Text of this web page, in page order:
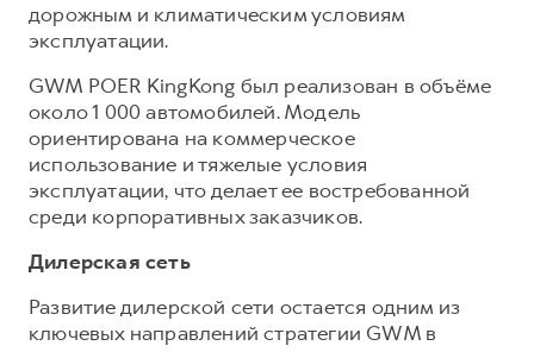
дорожным и климатическим условиям
эксплуатации.
GWM POER KingKong был реализован в объёме
около 1 000 автомобилей. Модель
ориентирована на коммерческое
использование и тяжелые условия
эксплуатации, что делает ее востребованной
среди корпоративных заказчиков.
Дилерская сеть
Развитие дилерской сети остается одним из
ключевых направлений стратегии GWM в